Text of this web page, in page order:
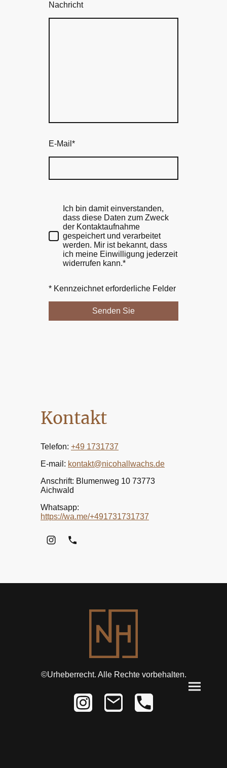
Nachricht
E-Mail *
Ich bin damit einverstanden,
dass diese Daten zum Zweck
der Kontaktaufnahme
gespeichert und verarbeitet
werden. Mir ist bekannt, dass
ich meine Einwilligung jederzeit
widerrufen kann.*
* Kennzeichnet erforderliche Felder
Senden Sie
Kontakt
Telefon: +49 1731737
E-mail: kontakt@nicohallwachs.de
Anschrift: Blumenweg 10 73773
Aichwald
Whatsapp:
https://wa.me/+491731731737
©Urheberrecht. Alle Rechte vorbehalten.